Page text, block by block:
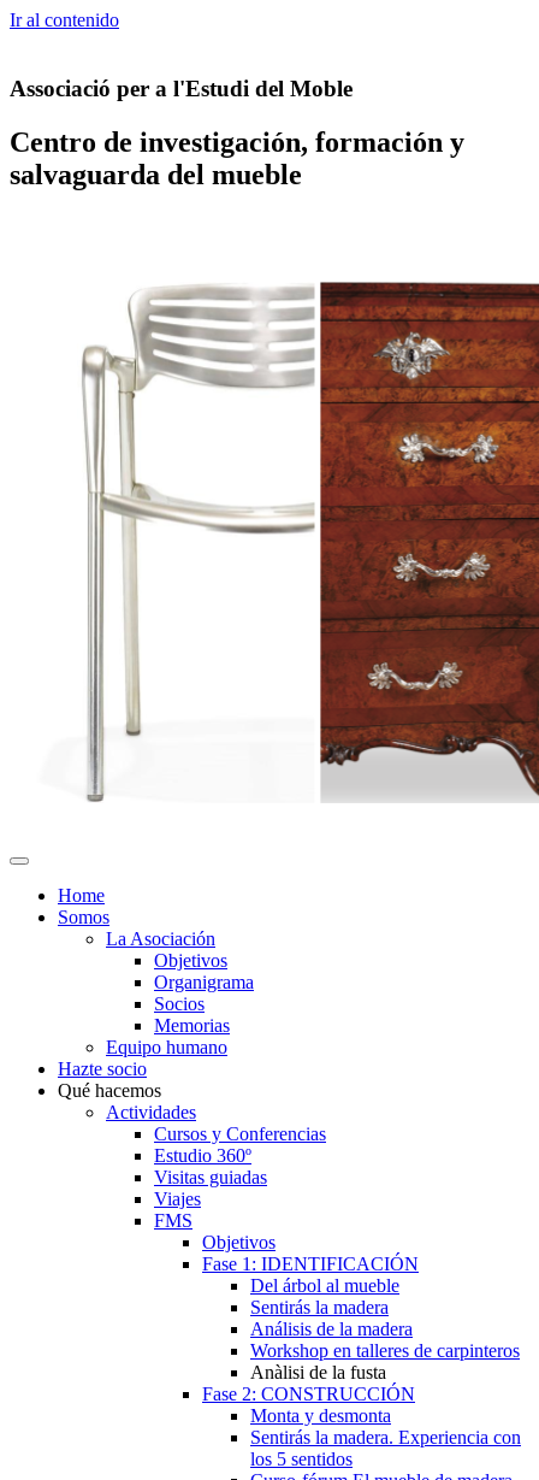
Ir al contenido
Associació per a l'Estudi del Moble
Centro de investigación, formación y
salvaguarda del mueble
Home
Somos
La Asociación
Objetivos
Organigrama
Socios
Memorias
Equipo humano
Hazte socio
Qué hacemos
Actividades
Cursos y Conferencias
Estudio 360º
Visitas guiadas
Viajes
FMS
Objetivos
Fase 1: IDENTIFICACIÓN
Del árbol al mueble
Sentirás la madera
Análisis de la madera
Workshop en talleres de carpinteros
Anàlisi de la fusta
Fase 2: CONSTRUCCIÓN
Monta y desmonta
Sentirás la madera. Experiencia con
los 5 sentidos